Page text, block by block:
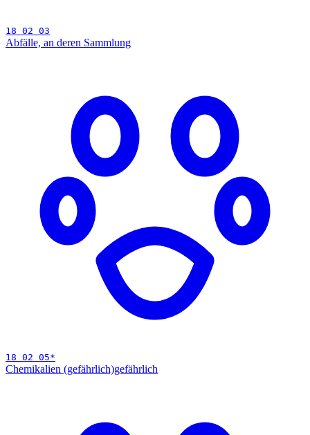
18 02 03
Abfälle, an deren Sammlung
18 02 05*
Chemikalien (gefährlich)gefährlich